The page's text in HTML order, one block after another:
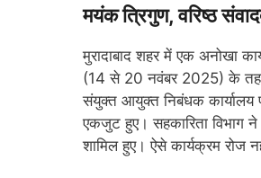
मयंक त्रिगुण, वरिष्ठ
मुरादाबाद शहर में एक अनोखा
(14 से 20 नवंबर 2025) के तहत
संयुक्त आयुक्त निबंधक कार्यालय
एकजुट हुए। सहकारिता विभाग
शामिल हुए। ऐसे कार्यक्रम रोज